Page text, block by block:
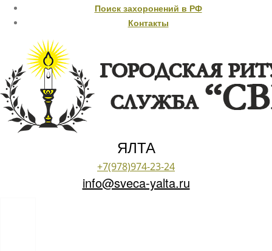
Поиск захоронений в РФ
Контакты
ЯЛТА
+7(978)974-23-24
info@sveca-yalta.ru